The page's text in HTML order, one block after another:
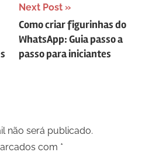
Next Post
Como criar figurinhas do
WhatsApp: Guia passo a
passo para iniciantes
não será publicado.
com *